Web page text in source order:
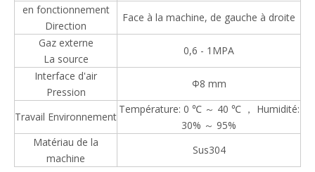
en fonctionnement
Direction
Face à la machine, de gauche à droite
Gaz externe
La source
0,6 - 1MPA
Interface d'air
Pression
Φ8 mm
Travail Environnement
Température: 0 ℃ ～ 40 ℃ ， Humidité:
30% ～ 95%
Matériau de la
machine
Sus304
Trieuse pondérale à deux voies pour produits en boîte et en sac Heavy-Duty Checkweigher for Industrial Applications